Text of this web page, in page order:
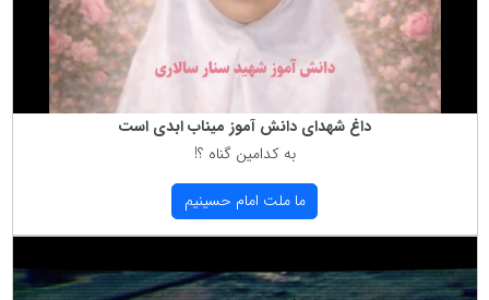
داغ شهدای دانش آموز میناب ابدی است
به كدامین گناه ؟!
ما ملت امام حسینیم